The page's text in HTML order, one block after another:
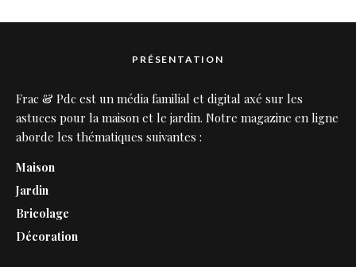
PRÉSENTATION
Frac & Pdc est un média familial et digital axé sur les
astuces pour la maison et le jardin. Notre magazine en ligne
aborde les thématiques suivantes :
Maison
Jardin
Bricolage
Décoration